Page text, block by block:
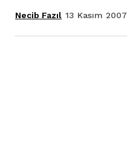
Necib Fazıl 13 Kasım 2007